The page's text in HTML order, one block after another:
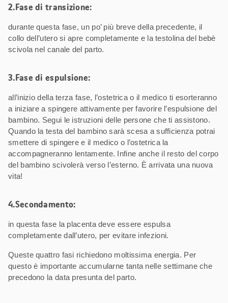
2.Fase di transizione:
durante questa fase, un po’ più breve della precedente, il
collo dell’utero si apre completamente e la testolina del bebè
scivola nel canale del parto.
3.Fase di espulsione:
all’inizio della terza fase, l’ostetrica o il medico ti esorteranno
a iniziare a spingere attivamente per favorire l’espulsione del
bambino. Segui le istruzioni delle persone che ti assistono.
Quando la testa del bambino sarà scesa a sufficienza potrai
smettere di spingere e il medico o l’ostetrica la
accompagneranno lentamente. Infine anche il resto del corpo
del bambino scivolerà verso l’esterno. È arrivata una nuova
vita!
4.Secondamento:
in questa fase la placenta deve essere espulsa
completamente dall’utero, per evitare infezioni.
Queste quattro fasi richiedono moltissima energia. Per
questo è importante accumularne tanta nelle settimane che
precedono la data presunta del parto.